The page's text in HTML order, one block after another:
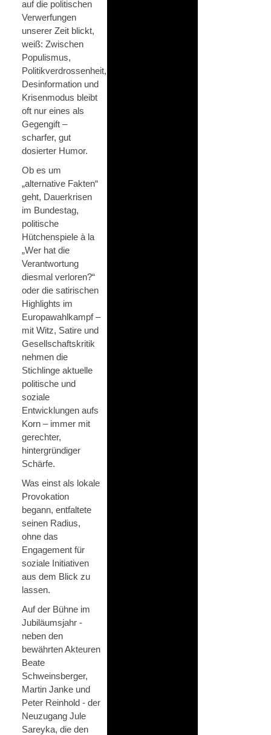
auf die politischen
Verwerfungen
unserer Zeit blickt,
weiß: Zwischen
Populismus,
Politikverdrossenheit,
Desinformation und
Krisenmodus bleibt
oft nur eines als
Gegengift –
scharfer, gut
dosierter Humor.
Ob es um
„alternative Fakten“
geht, Dauerkrisen
im Bundestag,
politische
Hütchenspiele à la
„Wer hat die
Verantwortung
diesmal verloren?“
oder die satirischen
Highlights im
Europawahlkampf –
mit Witz, Satire und
Gesellschaftskritik
nehmen die
Stichlinge aktuelle
politische und
soziale
Entwicklungen aufs
Korn – immer mit
gerechter,
hintergründiger
Schärfe.
Was einst als lokale
Provokation
begann, entfaltete
seinen Radius,
ohne das
Engagement für
soziale Initiativen
aus dem Blick zu
lassen.
Auf der Bühne im
Jubiläumsjahr -
neben den
bewährten Akteuren
Beate
Schweinsberger,
Martin Janke und
Peter Reinhold - der
Neuzugang Jule
Sareyka, die den